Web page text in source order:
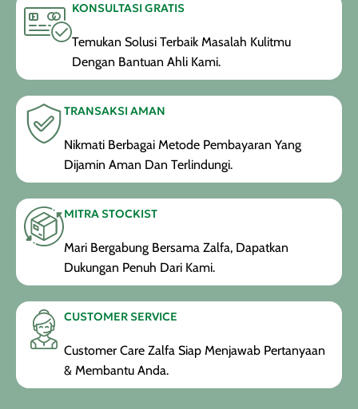
KONSULTASI GRATIS
Temukan Solusi Terbaik Masalah Kulitmu
Dengan Bantuan Ahli Kami.
TRANSAKSI AMAN
Nikmati Berbagai Metode Pembayaran Yang
Dijamin Aman Dan Terlindungi.
MITRA STOCKIST
Mari Bergabung Bersama Zalfa, Dapatkan
Dukungan Penuh Dari Kami.
CUSTOMER SERVICE
Customer Care Zalfa Siap Menjawab Pertanyaan
& Membantu Anda.